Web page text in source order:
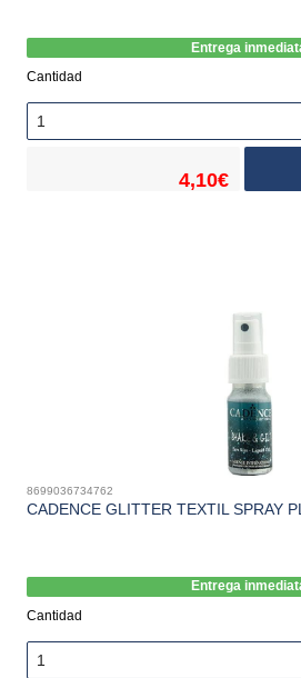
Entrega
Cantidad
4,10€
8699036734762
CADENCE GLITTER TEXTIL SPRAY
Entrega
Cantidad